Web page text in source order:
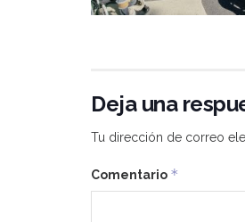
Deja una
Tu dirección de correo
Comentario *